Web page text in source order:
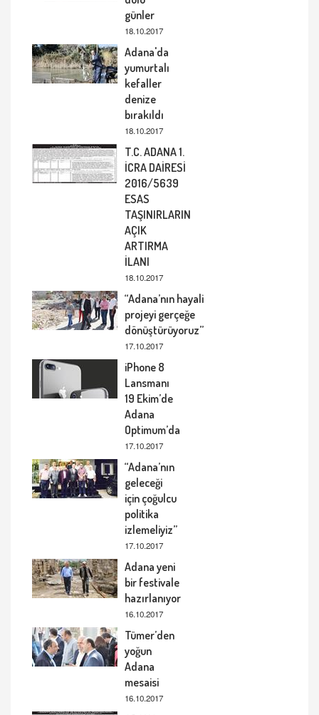
günler
18.10.2017
Adana'da
yumurtalı
kefaller
denize
bırakıldı
18.10.2017
T.C. ADANA 1.
İCRA DAİRESİ
2016/5639
ESAS
TAŞINIRLARIN
AÇIK
ARTIRMA
İLANI
18.10.2017
“Adana’nın hayali
projeyi gerçeğe
dönüştürüyoruz”
17.10.2017
iPhone 8
Lansmanı
19 Ekim’de
Adana
Optimum’da
17.10.2017
“Adana’nın
geleceği
için çoğulcu
politika
izlemeliyiz”
17.10.2017
Adana yeni
bir festivale
hazırlanıyor
16.10.2017
Tümer’den
yoğun
Adana
mesaisi
16.10.2017